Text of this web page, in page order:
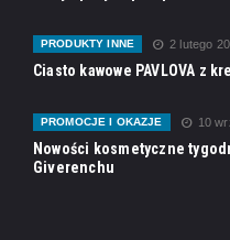
PRODUKTY INNE 2 lutego
Ciasto kawowe PAVLOVA z
PROMOCJE I OKAZJE 10
Nowości kosmetyczne
Giverenchu